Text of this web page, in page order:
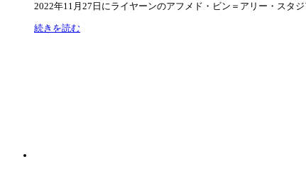
2022年11月27日にライヤーンのアフメド・ビン＝アリー・スタ
続きを読む